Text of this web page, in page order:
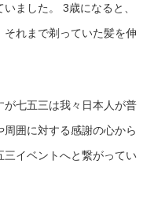
ました。 3歳になると、
れまで剃っていた髪を伸
七五三は我々日本人が普
囲に対する感謝の心から
イベントへと繋がってい